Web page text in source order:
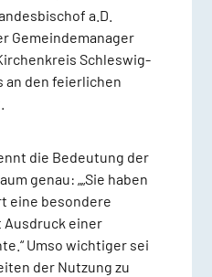
a.D.
Gemeindemanager
Schleswig-
an den feierlichen
die Bedeutung der
genau: „„Sie haben
eine besondere
Ausdruck einer
Umso wichtiger sei
der Nutzung zu